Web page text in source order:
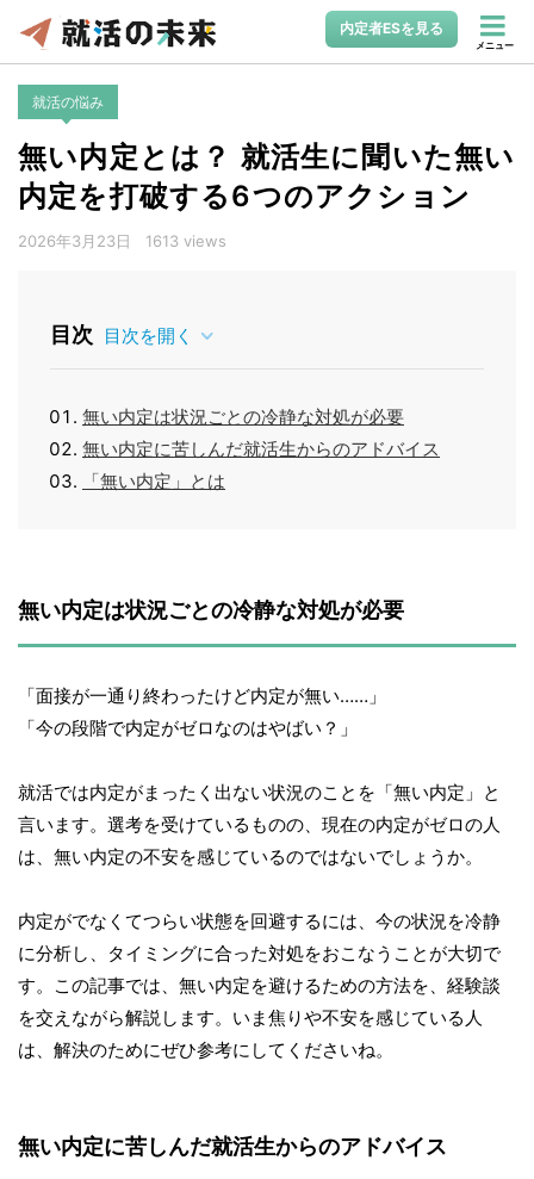
内定者ESを見る
メニュー
就活の悩み
無い内定とは？ 就活生に聞いた無い
内定を打破する6つのアクション
2026年3月23日 1613 views
目次 目次を開く
無い内定は状況ごとの冷静な対処が必要
無い内定に苦しんだ就活生からのアドバイス
「無い内定」とは
無い内定は状況ごとの冷静な対処が必要
「面接が一通り終わったけど内定が無い……」
「今の段階で内定がゼロなのはやばい？」
就活では内定がまったく出ない状況のことを「無い内定」と
言います。選考を受けているものの、現在の内定がゼロの人
は、無い内定の不安を感じているのではないでしょうか。
内定がでなくてつらい状態を回避するには、今の状況を冷静
に分析し、タイミングに合った対処をおこなうことが大切で
す。この記事では、無い内定を避けるための方法を、経験談
を交えながら解説します。いま焦りや不安を感じている人
は、解決のためにぜひ参考にしてくださいね。
無い内定に苦しんだ就活生からのアドバイス